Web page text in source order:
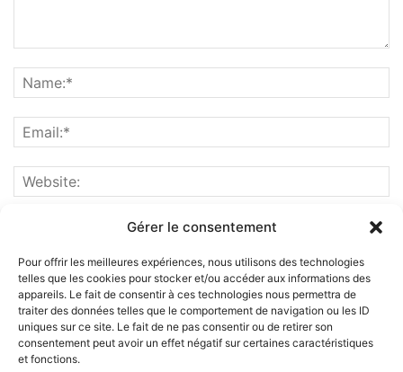
Gérer le consentement
Pour offrir les meilleures expériences, nous utilisons des technologies
telles que les cookies pour stocker et/ou accéder aux informations des
appareils. Le fait de consentir à ces technologies nous permettra de
traiter des données telles que le comportement de navigation ou les ID
uniques sur ce site. Le fait de ne pas consentir ou de retirer son
consentement peut avoir un effet négatif sur certaines caractéristiques
et fonctions.